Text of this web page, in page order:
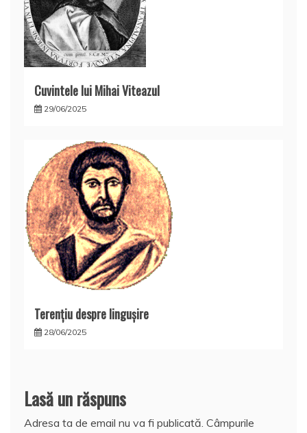
Cuvintele lui Mihai Viteazul
29/06/2025
Terențiu despre lingușire
28/06/2025
Lasă un răspuns
Adresa ta de email nu va fi publicată. Câmpurile